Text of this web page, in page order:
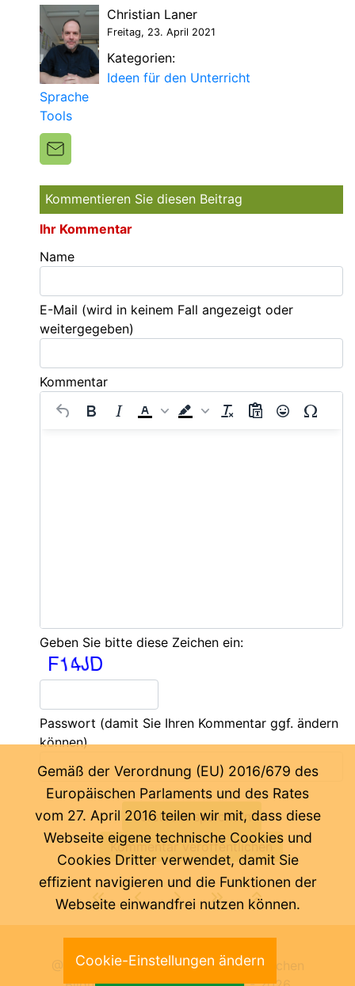
Christian Laner
Freitag, 23. April 2021
Kategorien:
Ideen für den Unterricht
Sprache
Tools
Kommentieren Sie diesen Beitrag
Ihr Kommentar
Name
E-Mail (wird in keinem Fall angezeigt oder
weitergegeben)
Kommentar
Geben Sie bitte diese Zeichen ein:
Passwort (damit Sie Ihren Kommentar ggf. ändern
können)
@ Pädagogische Abteilung der Deutschen
Gemäß der Verordnung (EU) 2016/679 des
Europäischen Parlaments und des Rates
vom 27. April 2016 teilen wir mit, dass diese
Webseite eigene technische Cookies und
Cookies Dritter verwendet, damit Sie
effizient navigieren und die Funktionen der
Webseite einwandfrei nutzen können.
Cookie-Einstellungen ändern